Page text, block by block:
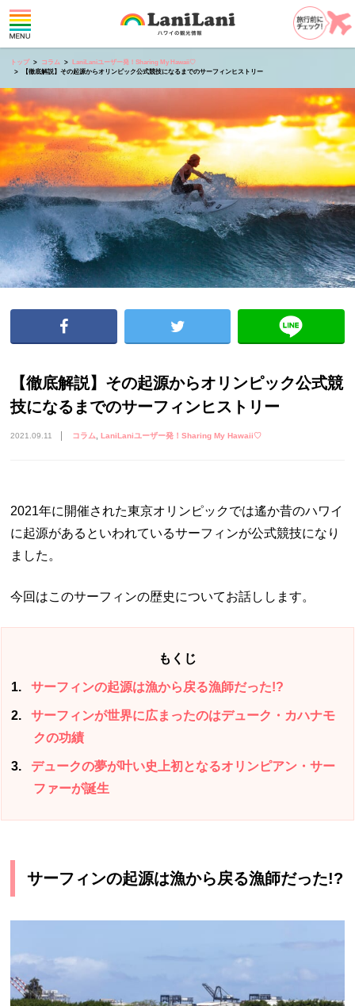
トップ コラム
LaniLaniユーザー発！Sharing My Hawaii♡
【徹底解説】その起源からオリンピック公式競技になるまでのサーフィンヒストリー
【徹底解説】その起源からオリンピック公式競
技になるまでのサーフィンヒストリー
2021.09.11 コラム LaniLaniユーザー発！Sharing My Hawaii♡
2021年に開催された東京オリンピックでは遙か昔のハワイ
に起源があるといわれているサーフィンが公式競技になり
ました。
今回はこのサーフィンの歴史についてお話しします。
もくじ
1 サーフィンの起源は漁から戻る漁師だった!?
2
サーフィンが世界に広まったのはデューク・カハナモ
クの功績
3
デュークの夢が叶い史上初となるオリンピアン・サー
ファーが誕生
サーフィンの起源は漁から戻る漁師だった!?